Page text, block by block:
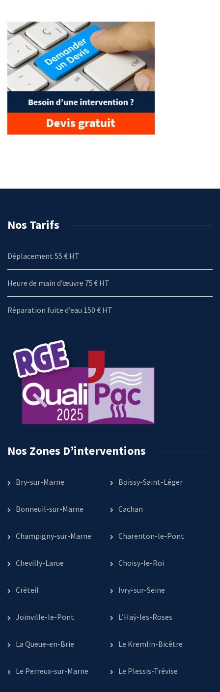
Nos Tarifs
Déplacement 55 € HT
Heure de main d’œuvre 75 € HT
Réparation fuite d’eau 150 € HT
Nos Zones D’interventions
Bry-sur-Marne Boissy-Saint-Léger
Bonneuil-sur-Marne Cachan
Champigny-sur-Marne Charenton-le-Pont
Chevilly-Larue Choisy-le-Roi
Créteil Ivry-sur-Seine
Joinville-le-Pont L’Haÿ-les-Roses
La Queue-en-Brie Le Kremlin-Bicêtre
Le Perreux-sur-Marne Le Plessis-Trévise